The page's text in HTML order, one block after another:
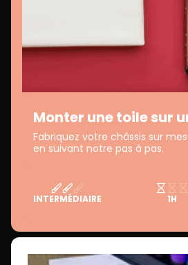
Monter une toile sur
Fabriquez votre châssis sur
en suivant notre pas à pas.
INTERMÉDIAIRE 1H